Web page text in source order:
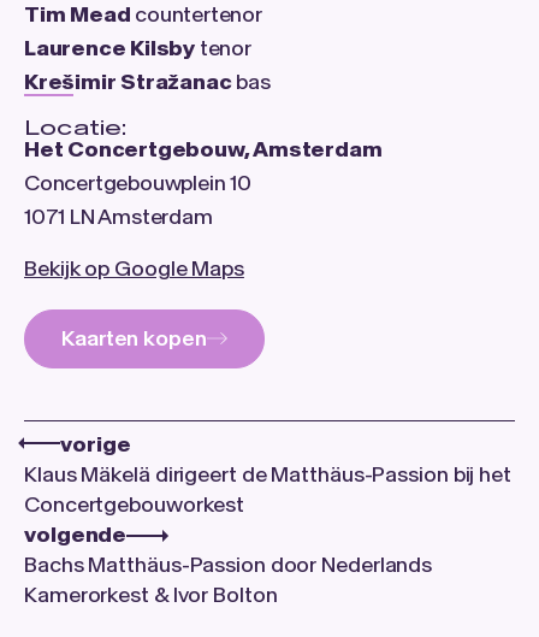
Tim Mead countertenor
Laurence Kilsby tenor
Krešimir Stražanac bas
Locatie:
Het Concertgebouw, Amsterdam
Concertgebouwplein 10
1071 LN Amsterdam
Bekijk op Google Maps
Kaarten kopen
vorige
Klaus Mäkelä dirigeert de Matthäus-Passion bij het
Concertgebouworkest
volgende
Bachs Matthäus-Passion door Nederlands
Kamerorkest & Ivor Bolton